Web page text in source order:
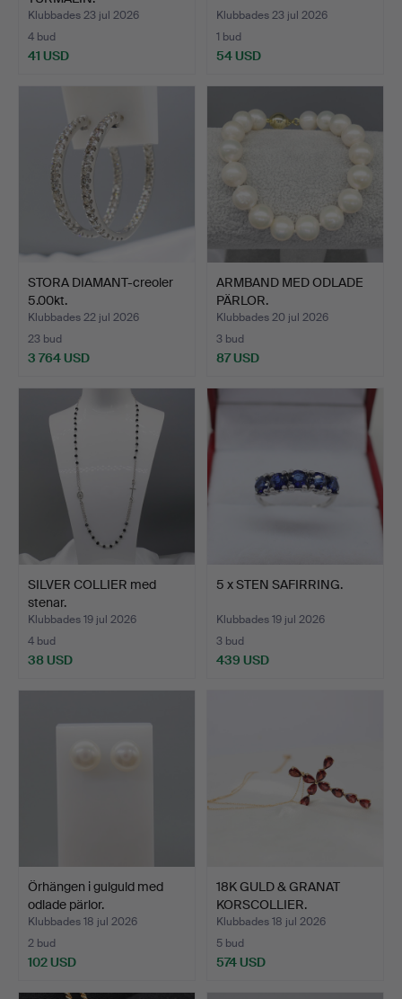
Klubbades 23 jul 2026
4 bud
41 USD
Klubbades 23 jul 2026
1 bud
54 USD
STORA DIAMANT-creoler
5.00kt.
Klubbades 22 jul 2026
23 bud
3 764 USD
ARMBAND MED ODLADE
PÄRLOR.
Klubbades 20 jul 2026
3 bud
87 USD
SILVER COLLIER med
stenar.
Klubbades 19 jul 2026
4 bud
38 USD
5 x STEN SAFIRRING.
Klubbades 19 jul 2026
3 bud
439 USD
Örhängen i gulguld med
odlade pärlor.
Klubbades 18 jul 2026
2 bud
102 USD
18K GULD & GRANAT
KORSCOLLIER.
Klubbades 18 jul 2026
5 bud
574 USD